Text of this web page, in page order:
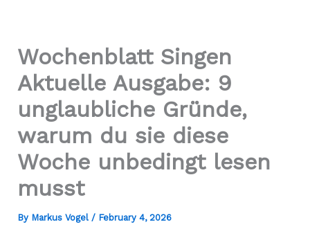
Wochenblatt Singen
Aktuelle Ausgabe: 9
unglaubliche Gründe,
warum du sie diese
Woche unbedingt lesen
musst
By Markus Vogel / February 4, 2026